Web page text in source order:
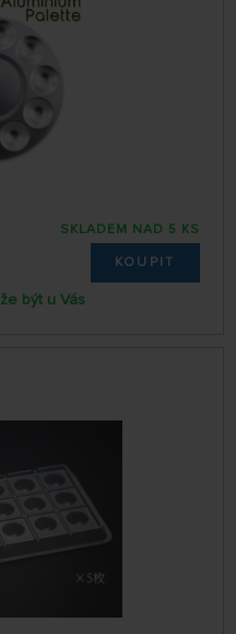
SKLADEM NAD 5 KS
KOUPIT
být u Vás